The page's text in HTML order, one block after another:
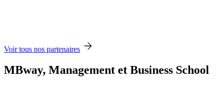
Voir tous nos partenaires
MBway, Management et Business School